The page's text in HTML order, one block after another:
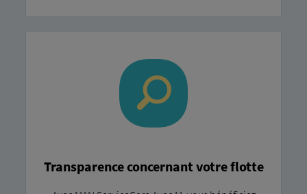
Transparence concernant votre flotte